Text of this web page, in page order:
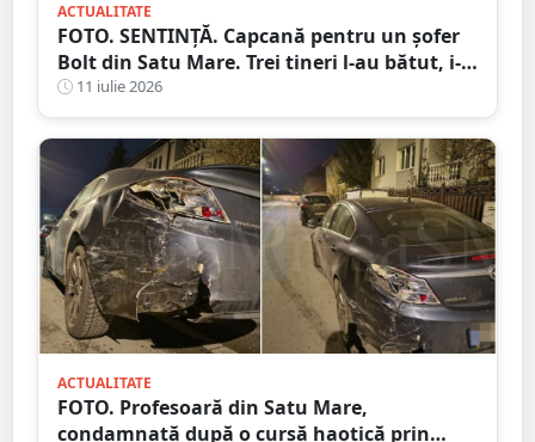
ACTUALITATE
FOTO. SENTINȚĂ. Capcană pentru un șofer
Bolt din Satu Mare. Trei tineri l-au bătut, i-
au furat mașina și banii după ce l-au
chemat prin aplicație
11 iulie 2026
ACTUALITATE
FOTO. Profesoară din Satu Mare,
condamnată după o cursă haotică prin